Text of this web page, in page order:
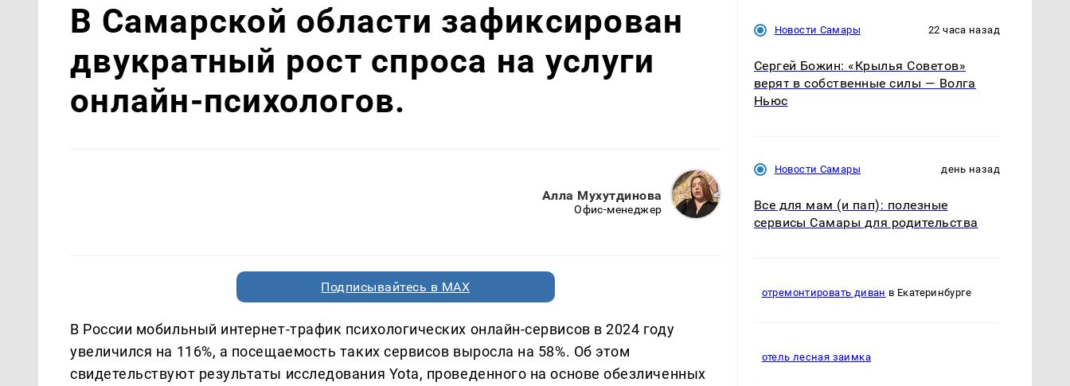
В Самарской области зафиксирован
двукратный рост спроса на услуги
онлайн-психологов.
Алла Мухутдинова
Офис-менеджер
Подписывайтесь в MAX
В России мобильный интернет-трафик психологических онлайн-сервисов в 2024 году
увеличился на 116%, а посещаемость таких сервисов выросла на 58%. Об этом
свидетельствуют результаты исследования Yota, проведенного на основе обезличенных
Новости Самары 22 часа назад
Сергей Божин: «Крылья Советов»
верят в собственные силы — Волга
Ньюс
Новости Самары день назад
Все для мам (и пап): полезные
сервисы Самары для родительства
отремонтировать диван в Екатеринбурге
отель лесная заимка